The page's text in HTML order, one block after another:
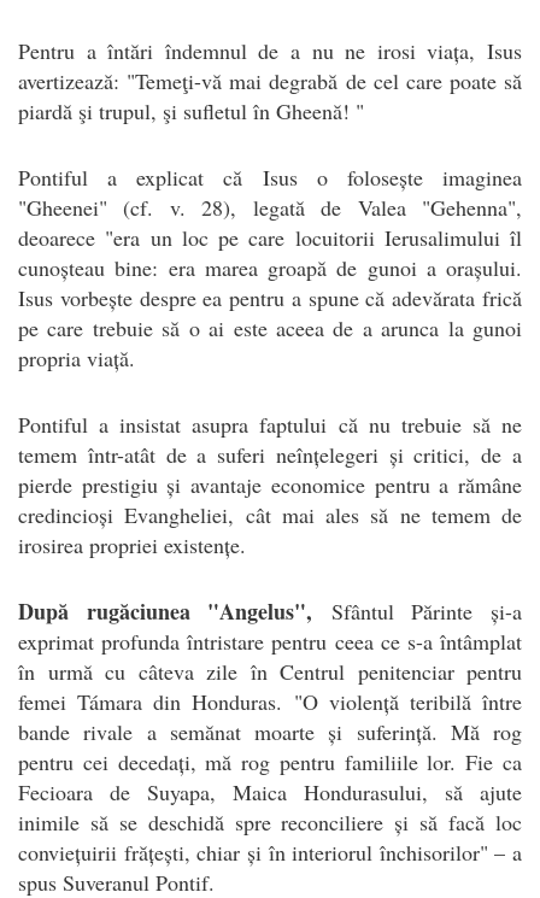
Pentru a întări îndemnul de a nu ne irosi viața, Isus
avertizează: "Temeţi-vă mai degrabă de cel care poate să
piardă şi trupul, şi sufletul în Gheenă! "
Pontiful a explicat că Isus o folosește imaginea
"Gheenei" (cf. v. 28), legată de Valea "Gehenna",
deoarece "era un loc pe care locuitorii Ierusalimului îl
cunoșteau bine: era marea groapă de gunoi a orașului.
Isus vorbește despre ea pentru a spune că adevărata frică
pe care trebuie să o ai este aceea de a arunca la gunoi
propria viață.
Pontiful a insistat asupra faptului că nu trebuie să ne
temem într-atât de a suferi neînțelegeri și critici, de a
pierde prestigiu și avantaje economice pentru a rămâne
credincioși Evangheliei, cât mai ales să ne temem de
irosirea propriei existențe.
După rugăciunea "Angelus", Sfântul Părinte și-a
exprimat profunda întristare pentru ceea ce s-a întâmplat
în urmă cu câteva zile în Centrul penitenciar pentru
femei Támara din Honduras. "O violență teribilă între
bande rivale a semănat moarte și suferință. Mă rog
pentru cei decedați, mă rog pentru familiile lor. Fie ca
Fecioara de Suyapa, Maica Hondurasului, să ajute
inimile să se deschidă spre reconciliere și să facă loc
conviețuirii frățești, chiar și în interiorul închisorilor" – a
spus Suveranul Pontif.